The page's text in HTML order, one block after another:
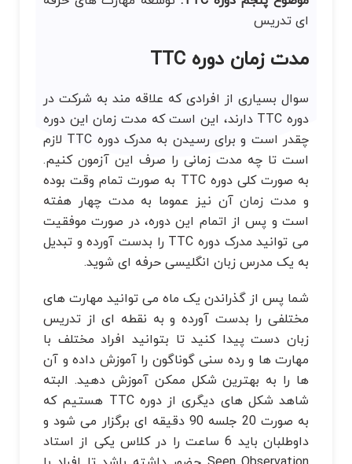
ای تدریس
مدت زمان دوره TTC
سوال بسیاری از افرادی که علاقه مند به شرکت در
دوره TTC دارند، این است که مدت زمان این دوره
چقدر است و برای رسیدن به مدرک دوره TTC لازم
است تا چه مدت زمانی را صرف این آزمون کنیم.
به صورت کلی دوره TTC به صورت تمام وقت بوده
و مدت زمان آن نیز عموما به مدت چهار هفته
است و پس از اتمام این دوره، در صورت موفقیت
می توانید مدرک دوره TTC را بدست آورده و تبدیل
به یک مدرس زبان انگلیسی حرفه ای شوید.
شما پس از گذراندن یک ماه می توانید مهارت های
مختلفی را بدست آورده و به نقطه ای از تدریس
زبان دست پیدا کنید تا بتوانید افراد مختلف با
مهارت ها و رده سنی گوناگون را آموزش داده و آن
ها را به بهترین شکل ممکن آموزش دهید. البته
شاهد شکل های دیگری از دوره TTC هستیم که
به صورت 20 جلسه 90 دقیقه ای برگزار می شود و
داوطلبان باید 6 ساعت را در کلاس یکی از استاد